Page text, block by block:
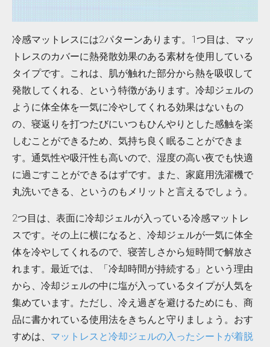
冷感マットレスには2パターンあります。1つ目は、マッ
トレスのカバーに熱発散効果のある素材を使用している
タイプです。これは、肌が触れた部分から熱を吸収して
発散してくれる、という特徴があります。冷却ジェルの
ように体全体を一気に冷やしてくれる効果はないもの
の、寝返りを打つたびにいつもひんやりとした感触を楽
しむことができるため、気持ち良く眠ることができま
す。通気性や吸汗性も高いので、湿度の高い夜でも快適
に過ごすことができるはずです。また、家庭用洗濯機で
丸洗いできる、というのもメリットと言えるでしょう。
2つ目は、表面に冷却ジェルが入っている冷感マットレ
スです。その上に横になると、冷却ジェルが一気に体全
体を冷やしてくれるので、寝苦しさから短時間で解放さ
れます。最近では、「冷却時間が持続する」という理由
から、冷却ジェルの中に塩が入っているタイプが人気を
集めています。ただし、冷え過ぎを避けるためにも、商
品に書かれている使用法をきちんと守りましょう。おす
すめは、 マットレスと冷却ジェルの入ったシートが着脱